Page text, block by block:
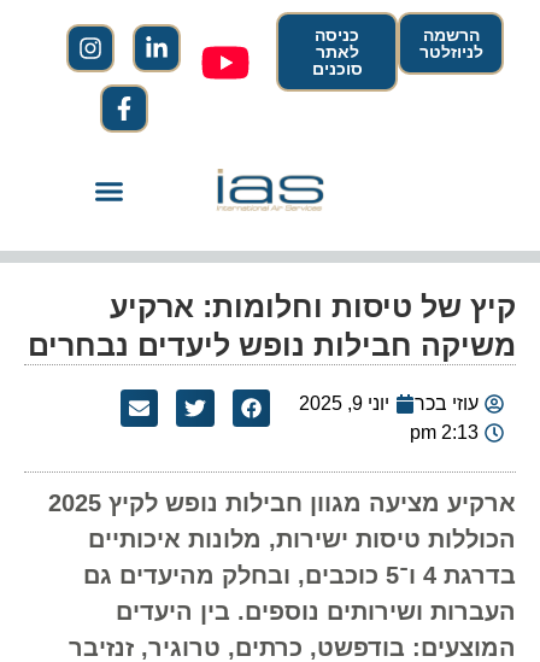
הרשמה
לניוזלטר
כניסה
לאתר
סוכנים
קיץ של טיסות וחלומות: ארקיע
משיקה חבילות נופש ליעדים נבחרים
עוזי בכר
יוני 9, 2025
2:13 pm
ארקיע מציעה מגוון חבילות נופש לקיץ 2025
הכוללות טיסות ישירות, מלונות איכותיים
בדרגת 4 ו־5 כוכבים, ובחלק מהיעדים גם
העברות ושירותים נוספים. בין היעדים
המוצעים: בודפשט, כרתים, טרוגיר, זנזיבר